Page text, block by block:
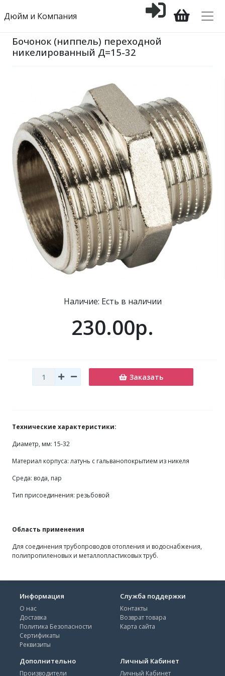
Дюйм и Компания
Бочонок (ниппель) переходной
никелированный Д=15-32
Наличие: Есть в наличии
230.00р.
Заказать
Технические характеристики:
Диаметр, мм: 15-32
Материал корпуса: латунь с гальванопокрытием из никеля
Среда: вода, пар
Тип присоединения: резьбовой
Область применения
Для соединения трубопроводов отопления и водоснабжения,
полипропиленовых и металлопластиковых труб.
Информация
О нас
Доставка
Политика Безопасности
Сертификаты
Реквизиты
Служба поддержки
Контакты
Возврат товара
Карта сайта
Дополнительно
Производители
Личный Кабинет
Личный Кабинет